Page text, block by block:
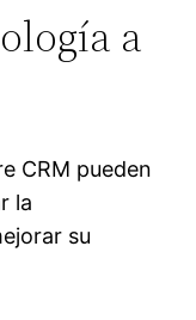
a
CRM pueden
la
su